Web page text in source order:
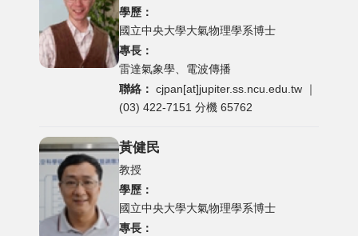
學歷：
國立中央大學大氣物理學系博士
專長：
雷達氣象學、電波傳播
聯絡： cjpan[at]jupiter.ss.ncu.edu.tw ｜
(03) 422-7151 分機 65762
黃健民
教授
學歷：
國立中央大學大氣物理學系博士
專長：